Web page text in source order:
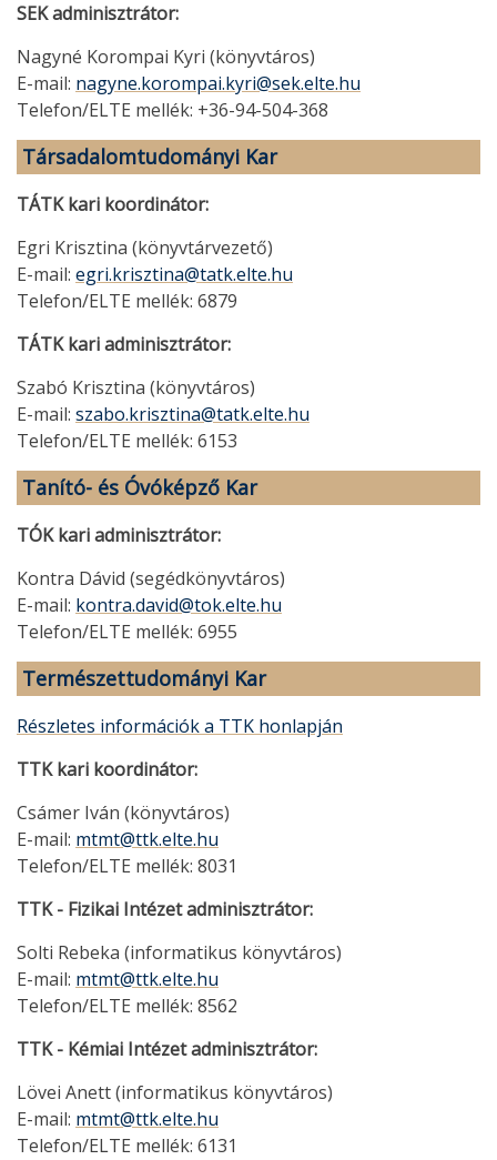
SEK adminisztrátor:
Nagyné Korompai Kyri (könyvtáros)
E-mail: nagyne.korompai.kyri@sek.elte.hu
Telefon/ELTE mellék: +36-94-504-368
Társadalomtudományi Kar
TÁTK kari koordinátor:
Egri Krisztina (könyvtárvezető)
E-mail: egri.krisztina@tatk.elte.hu
Telefon/ELTE mellék: 6879
TÁTK kari adminisztrátor:
Szabó Krisztina (könyvtáros)
E-mail: szabo.krisztina@tatk.elte.hu
Telefon/ELTE mellék: 6153
Tanító- és Óvóképző Kar
TÓK kari adminisztrátor:
Kontra Dávid (segédkönyvtáros)
E-mail: kontra.david@tok.elte.hu
Telefon/ELTE mellék: 6955
Természettudományi Kar
Részletes információk a TTK honlapján
TTK kari koordinátor:
Csámer Iván (könyvtáros)
E-mail: mtmt@ttk.elte.hu
Telefon/ELTE mellék: 8031
TTK - Fizikai Intézet adminisztrátor:
Solti Rebeka (informatikus könyvtáros)
E-mail: mtmt@ttk.elte.hu
Telefon/ELTE mellék: 8562
TTK - Kémiai Intézet adminisztrátor:
Lövei Anett (informatikus könyvtáros)
E-mail: mtmt@ttk.elte.hu
Telefon/ELTE mellék: 6131